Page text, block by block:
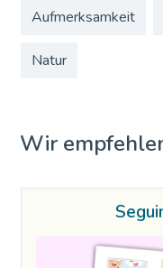
Aufmerksamkeit
Natur
Wir